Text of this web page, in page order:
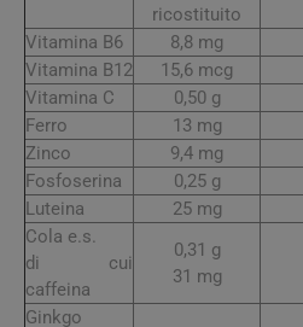
ricostituito
Vitamina B6 8,8 mg
Vitamina B12
15,6 mcg
Vitamina C
0,50 g
Ferro
13 mg
Zinco
9,4 mg
Fosfoserina
0,25 g
Luteina
25 mg
Cola e.s.
di cui
caffeina
0,31 g
31 mg
Ginkgo